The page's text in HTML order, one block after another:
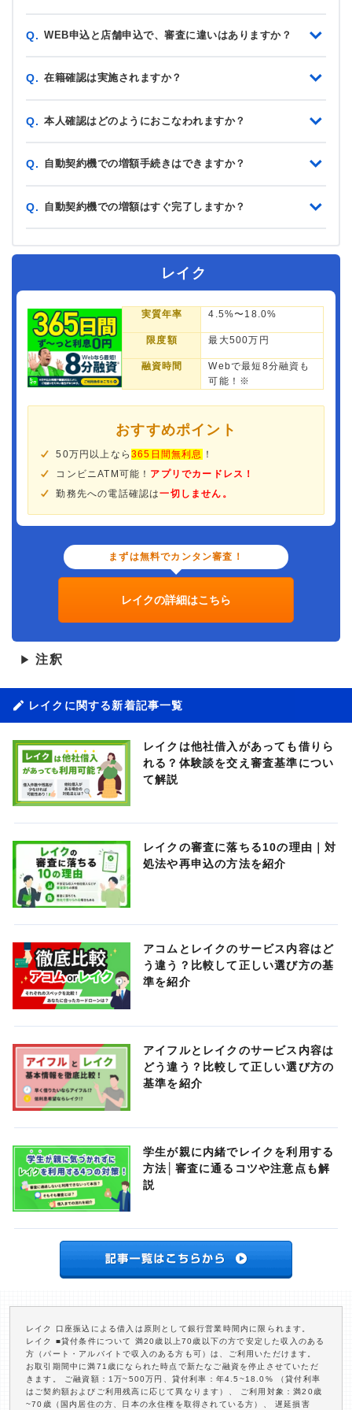
Q. WEB申込と店舗申込で、審査に違いはありますか？
Q. 在籍確認は実施されますか？
Q. 本人確認はどのようにおこなわれますか？
Q. 自動契約機での増額手続きはできますか？
Q. 自動契約機での増額はすぐ完了しますか？
レイク
実質年率 4.5%〜18.0%
限度額 最大500万円
融資時間
Webで最短8分融資も
可能！※
おすすめポイント
50万円以上なら365日間無利息
！
コンビニATM可能！ アプリでカードレス！
勤務先への電話確認は一切しません。
まずは無料でカンタン審査！
レイクの詳細はこちら
▶ 注釈
レイクに関する新着記事一覧
レイクは他社借入があっても借りら
れる？体験談を交え審査基準につい
て解説
レイクの審査に落ちる10の理由｜対
処法や再申込の方法を紹介
アコムとレイクのサービス内容はど
う違う？比較して正しい選び方の基
準を紹介
アイフルとレイクのサービス内容は
どう違う？比較して正しい選び方の
基準を紹介
学生が親に内緒でレイクを利用する
方法│審査に通るコツや注意点も解
説
レイク 口座振込による借入は原則として銀行営業時間内に限られます。
レイク ■貸付条件について 満20歳以上70歳以下の方で安定した収入のある
方（パート・アルバイトで収入のある方も可）は、ご利用いただけます。
お取引期間中に満71歳になられた時点で新たなご融資を停止させていただ
きます。 ご融資額：1万~500万円、貸付利率：年4.5~18.0% （貸付利率
はご契約額およびご利用残高に応じて異なります）、 ご利用対象：満20歳
~70歳（国内居住の方、日本の永住権を取得されている方）、 遅延損害